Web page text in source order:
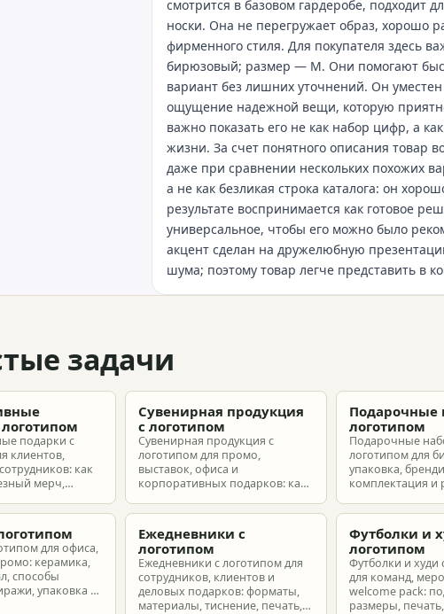
смотрится в базовом гардеробе, подходит
носки. Она не перегружает образ, хорошо
фирменного стиля. Для покупателя здесь
бирюзовый; размер — M. Они помогают
вариант без лишних уточнений. Он
ощущение надежной вещи, которую
важно показать его не как набор цифр, а
жизни. За счет понятного описания товар
даже при сравнении нескольких похожих
а не как безликая строка каталога: он
результате воспринимается как готовое
универсальное, чтобы его можно было
акцент сделан на дружелюбную
шума; поэтому товар легче представить в
задачи
подарки с
клиентов,
как
мерч,
без лишнего
Сувенирная продукция
с логотипом
Сувенирная продукция с
логотипом для промо,
выставок, офиса и
корпоративных подарков: как
макет и избежать лишних
Подарочные
логотипом
Подарочные
логотипом для
упаковка,
комплектация и
разные бюджеты.
для офиса,
керамика,
способы
упаковка и
Ежедневники с
логотипом
Ежедневники с логотипом для
сотрудников, клиентов и
деловых подарков: форматы,
материалы, тиснение, печать,
Футболки и
логотипом
Футболки и худи
для команд,
welcome pack:
размеры,